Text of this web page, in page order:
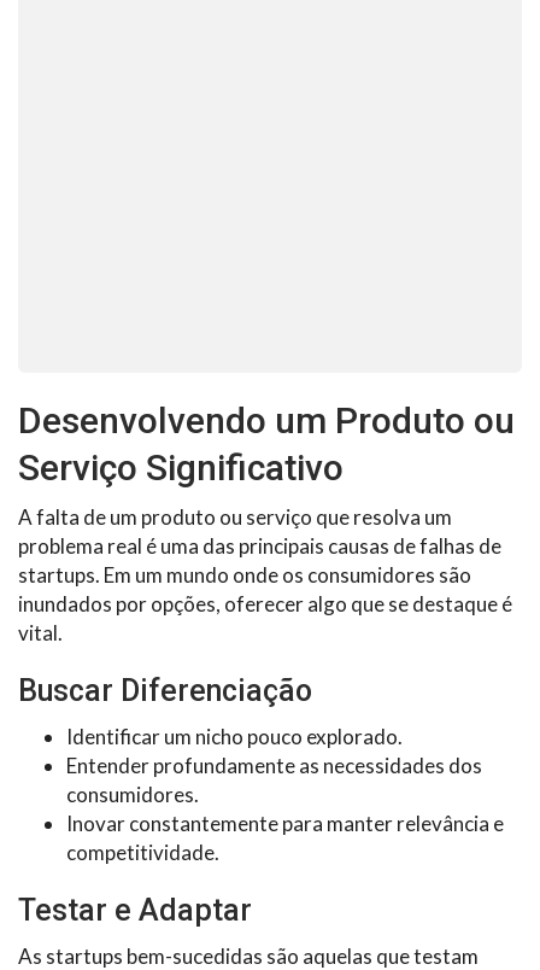
Desenvolvendo um Produto ou
Serviço Significativo
A falta de um produto ou serviço que resolva um
problema real é uma das principais causas de falhas de
startups. Em um mundo onde os consumidores são
inundados por opções, oferecer algo que se destaque é
vital.
Buscar Diferenciação
Identificar um nicho pouco explorado.
Entender profundamente as necessidades dos
consumidores.
Inovar constantemente para manter relevância e
competitividade.
Testar e Adaptar
As startups bem-sucedidas são aquelas que testam